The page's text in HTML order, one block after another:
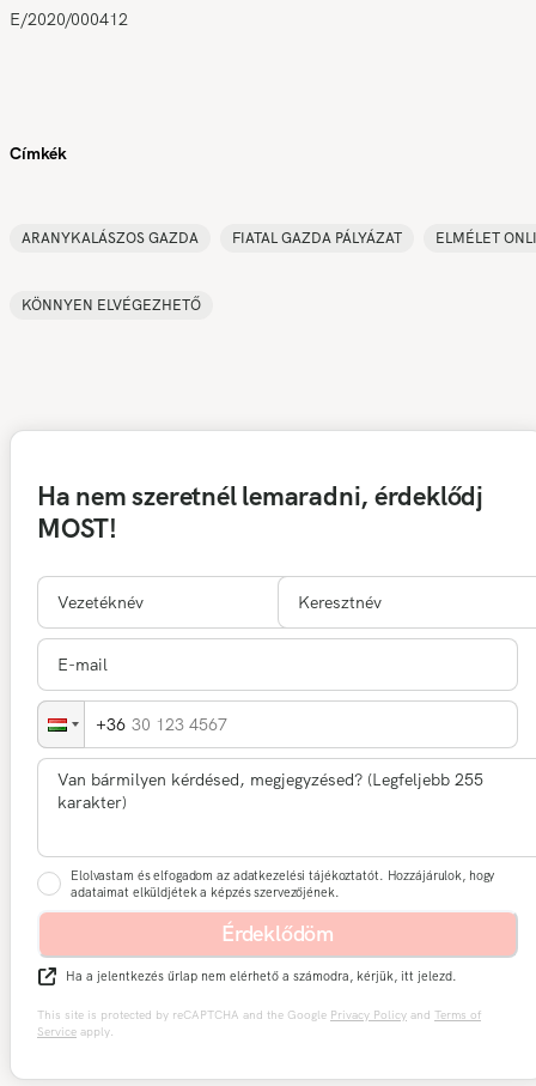
E/2020/000412
Címkék
ARANYKALÁSZOS GAZDA FIATAL GAZDA PÁLYÁZAT ELMÉLET
KÖNNYEN ELVÉGEZHETŐ
Ha nem szeretnél lemaradni, érdeklődj
MOST!
30 123 4567
Elolvastam és elfogadom az adatkezelési tájékoztatót. Hozzájárulok, hogy
adataimat elküldjétek a képzés szervezőjének.
Érdeklődöm
Ha a jelentkezés űrlap nem elérhető a számodra, kérjük, itt jelezd.
This site is protected by reCAPTCHA and the Google Privacy Policy and Terms of
Service apply.